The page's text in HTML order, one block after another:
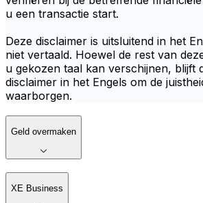
u een transactie start.
Deze disclaimer is uitsluitend in het
niet vertaald. Hoewel de rest van
u gekozen taal kan verschijnen, blijft
disclaimer in het Engels om de
waarborgen.
Geld overmaken
XE Business